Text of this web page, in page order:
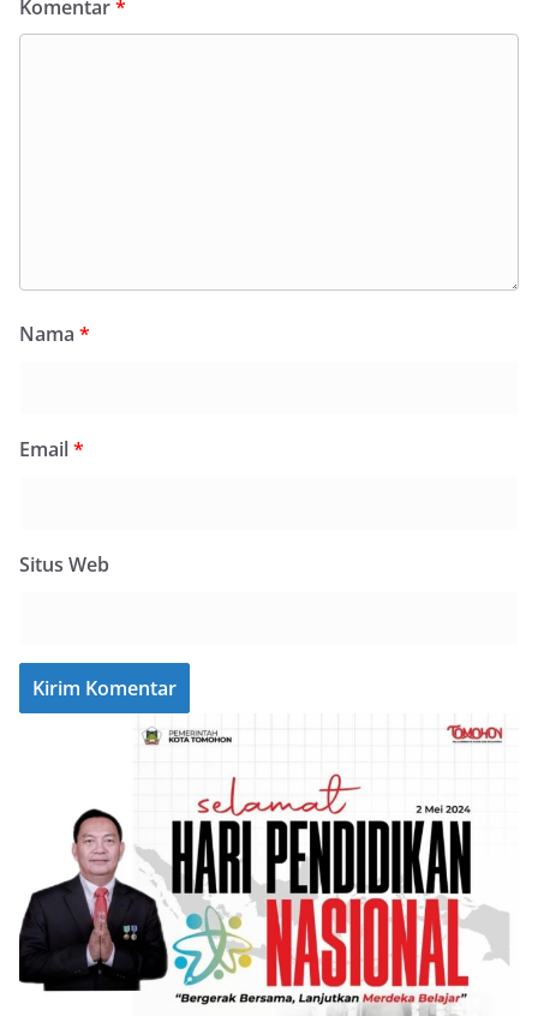
Komentar*
Nama *
Email*
Situs Web